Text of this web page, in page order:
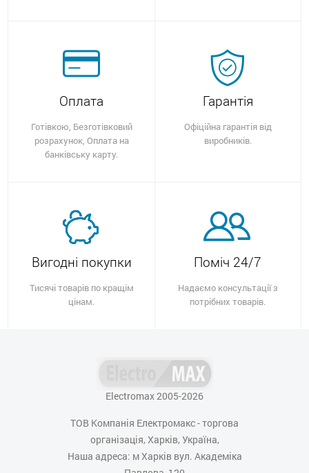
Оплата
Готівкою, Безготівковий
розрахунок, Оплата на
банківську карту.
Гарантія
Офіційна гарантія від
виробників.
Вигодні покупки
Тисячі товарів по кращім
цінам.
Поміч 24/7
Надаємо консультації з
потрібних товарів.
Electromax 2005-2026
ТОВ Компанія Електромакс - торгова
організація, Харків, Україна,
Наша адреса: м Харків вул. Академіка